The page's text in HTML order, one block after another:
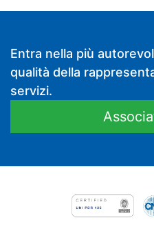
Entra nella più
qualità della
servizi.